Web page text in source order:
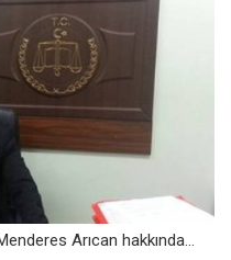
Arıcan hakkında...